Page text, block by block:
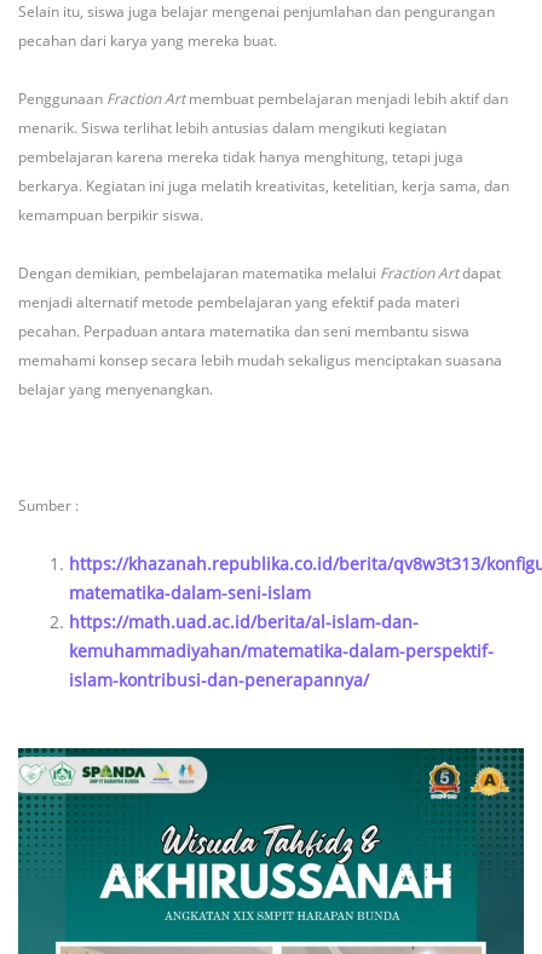
Selain itu, siswa juga belajar mengenai penjumlahan dan pengurangan
pecahan dari karya yang mereka buat.
Penggunaan Fraction Artmembuat pembelajaran menjadi lebih aktif dan
menarik. Siswa terlihat lebih antusias dalam mengikuti kegiatan
pembelajaran karena mereka tidak hanya menghitung, tetapi juga
berkarya. Kegiatan ini juga melatih kreativitas, ketelitian, kerja sama, dan
kemampuan berpikir siswa.
Dengan demikian, pembelajaran matematika melalui Fraction Artdapat
menjadi alternatif metode pembelajaran yang efektif pada materi
pecahan. Perpaduan antara matematika dan seni membantu siswa
memahami konsep secara lebih mudah sekaligus menciptakan suasana
belajar yang menyenangkan.
Sumber :
https://khazanah.republika.co.id/berita/qv8w3t313/
matematika-dalam-seni-islam
https://math.uad.ac.id/berita/al-islam-dan-
kemuhammadiyahan/matematika-dalam-perspektif-
islam-kontribusi-dan-penerapannya/